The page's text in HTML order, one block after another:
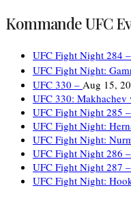
Kommande UFC
UFC Fight Night 284 –
UFC Fight Night:
UFC 330 – Aug 15,
UFC 330:
UFC Fight Night 285 –
UFC Fight Night:
UFC Fight Night:
UFC Fight Night 286 –
UFC Fight Night 287 –
UFC Fight Night: